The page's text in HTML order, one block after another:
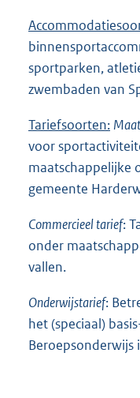
sportparken,
zwembaden van
Tariefsoorten:
voor
maatschappelijke
gemeente
Commercieel tarief:
onder
vallen.
Onderwijstarief:
het (speciaal)
Beroepsonderwijs